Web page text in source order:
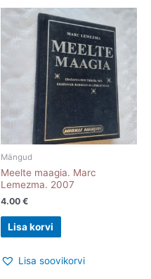
Mängud
Meelte maagia. Marc
Lemezma. 2007
4.00 €
Lisa korvi
Lisa soovikorvi